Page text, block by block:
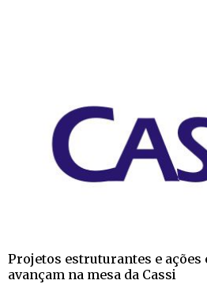
Projetos estruturantes e ações
avançam na mesa da Cassi